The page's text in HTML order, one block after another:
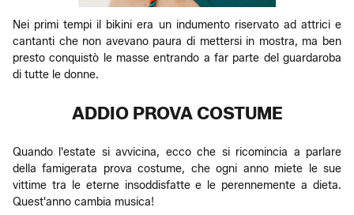
Nei primi tempi il bikini era un indumento riservato ad attrici e
cantanti che non avevano paura di mettersi in mostra, ma ben
presto conquistò le masse entrando a far parte del guardaroba
di tutte le donne.
ADDIO PROVA COSTUME
Quando l'estate si avvicina, ecco che si ricomincia a parlare
della famigerata prova costume, che ogni anno miete le sue
vittime tra le eterne insoddisfatte e le perennemente a dieta.
Quest'anno cambia musica!